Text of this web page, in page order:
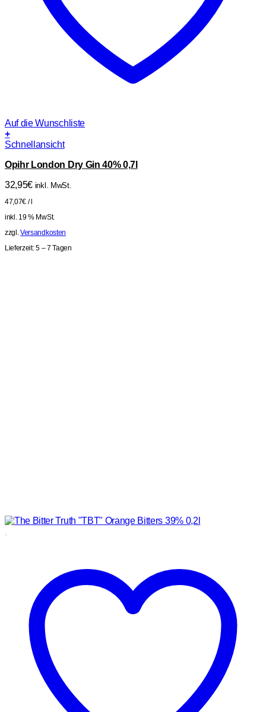
Auf die Wunschliste
+
Schnellansicht
Opihr London Dry Gin 40% 0,7l
32,95€ inkl. MwSt.
47,07€ /l
inkl. 19 % MwSt.
zzgl.Versandkosten
Lieferzeit:5 – 7 Tagen